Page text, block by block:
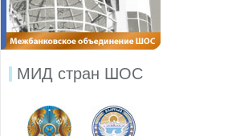
МИД стран ШОС